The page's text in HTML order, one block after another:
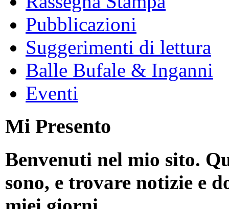
Pubblicazioni
Suggerimenti di lettura
Balle Bufale & Inganni
Eventi
Mi Presento
Benvenuti nel mio sito.
sono, e trovare notizie e